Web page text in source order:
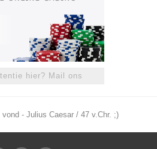
hier? Mail ons
- Julius Caesar / 47 v.Chr. ;)